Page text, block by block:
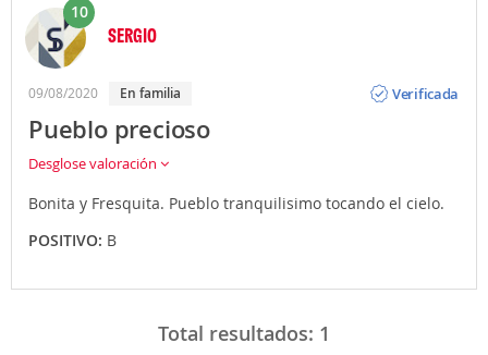
10
SERGIO
09/08/2020 En familia
Verificada
Pueblo precioso
Desglose valoración
Bonita y Fresquita. Pueblo tranquilisimo tocando el cielo.
POSITIVO: B
Total resultados: 1